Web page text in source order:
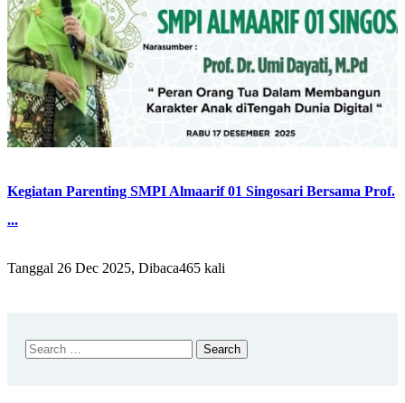
Kegiatan Parenting SMPI Almaarif 01 Singosari Bersama Prof.
...
Tanggal 26 Dec 2025, Dibaca465 kali